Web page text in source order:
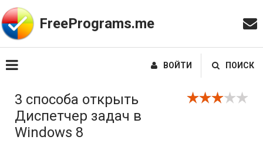
FreePrograms.me
ВОЙТИ ПОИСК
3 способа открыть
Диспетчер задач в
Windows 8